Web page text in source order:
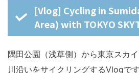
[Vlog] Cycling in
Area) with TOKYO
隅田公園（浅草側）から東京スカ
川沿いをサイクリングするVlogです